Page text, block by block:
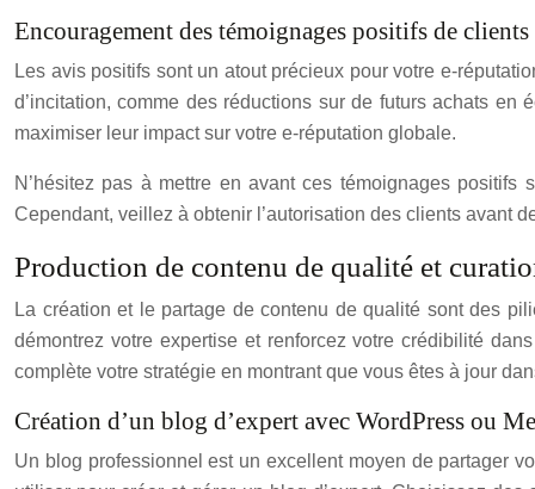
Encouragement des témoignages positifs de
Les avis positifs sont un atout précieux pour votre e-
d’incitation, comme des réductions sur de futurs achats
maximiser leur impact sur votre e-réputation globale.
N’hésitez pas à mettre en avant ces témoignages
Cependant, veillez à obtenir l’autorisation des clients avant
Production de contenu de qualité et
La création et le partage de contenu de qualité sont des
démontrez votre expertise et renforcez votre crédibilité
complète votre stratégie en montrant que vous êtes à jour
Création d’un blog d’expert avec WordPress ou
Un blog professionnel est un excellent moyen de partager